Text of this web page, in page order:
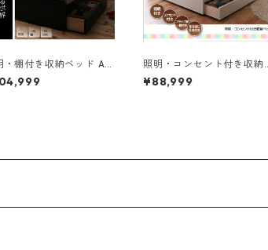
・棚付き収納ベッド All
オールワン ラテックス
国産ポケットコイルマ
照明・コンセント付き収納
ベッド Miana ミアーナ 国産
ポケットコイルマットレス
¥88,999